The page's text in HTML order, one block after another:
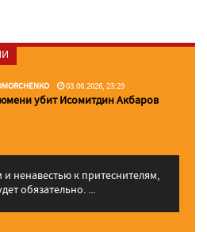
03.06.2026, 23:29
убит Исомитдин Акбаров
ненавестью к притеснителям,
обязательно. ...